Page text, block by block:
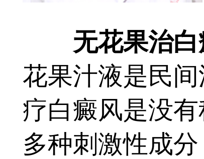
无花果治白癜
花果汁液是民
疗白癜风是没
多种刺激性成